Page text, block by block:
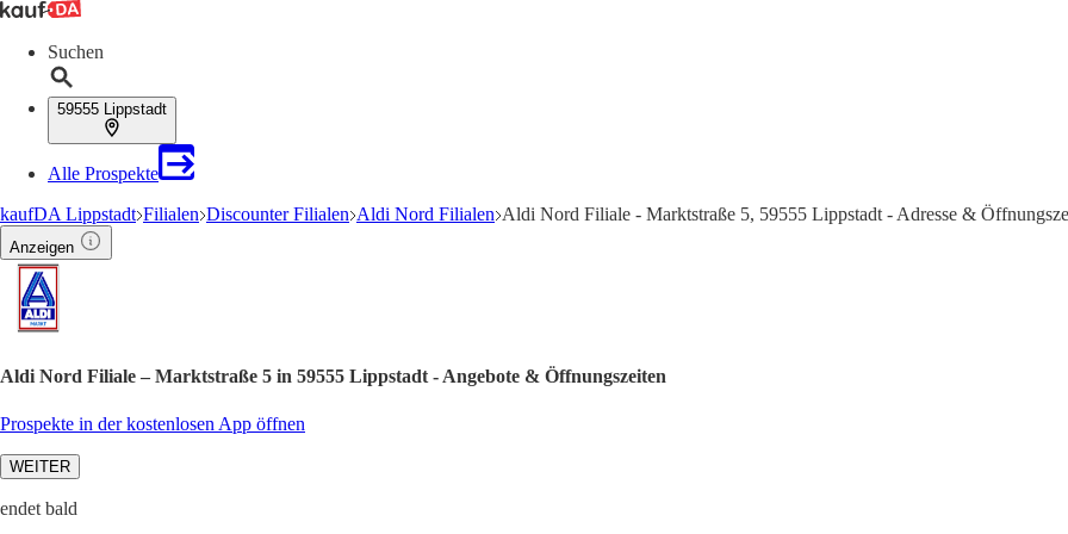
Suchen
59555 Lippstadt
Alle Prospekte
kaufDA Lippstadt Filialen Discounter Filialen Aldi Nord Filialen Aldi Nord Filiale - Marktstraße 5, 59555 Lippstadt - Adresse &
Anzeigen
Aldi Nord Filiale – Marktstraße 5 in 59555 Lippstadt - Angebote & Öffnungszeiten
Prospekte in der kostenlosen App öffnen
WEITER
endet bald